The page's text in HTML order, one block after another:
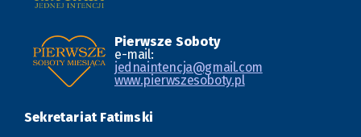
Pierwsze Soboty
e-mail:
jednaintencja@gmail.com
www.pierwszesoboty.pl
Sekretariat Fatimski